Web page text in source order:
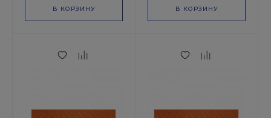
В КОРЗИНУ В КОРЗИНУ